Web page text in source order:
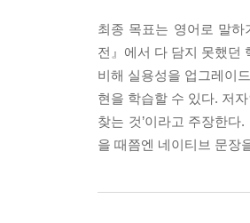
최종 목표는 영어로 말
전』에서 다 담지 못했던
비해 실용성을 업그레이
현을 학습할 수 있다. 저
찾는 것’이라고 주장한
을 때쯤엔 네이티브 문장